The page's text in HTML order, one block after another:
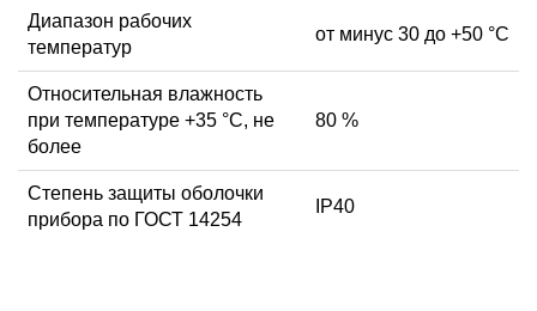
Диапазон рабочих
температур
от минус 30 до +50 °С
Относительная влажность
при температуре +35 °С, не
более
80 %
Степень защиты оболочки
прибора по ГОСТ 14254
IP40